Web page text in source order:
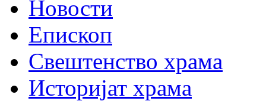
Новости
Епископ
Свештенство храма
Историјат храма